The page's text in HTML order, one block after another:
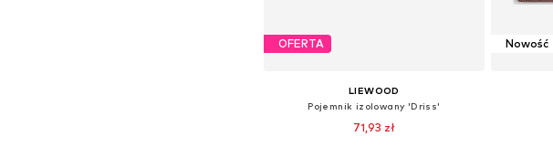
OFERTA
LIEWOOD
Pojemnik izolowany 'Driss'
71,93 zł
Nowość